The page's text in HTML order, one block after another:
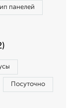
панелей
Посуточно